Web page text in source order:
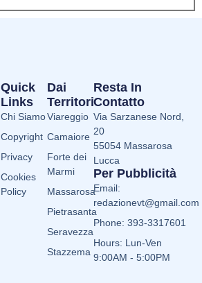
Dai
Territori
Viareggio
Camaiore
Forte dei
Marmi
Massarosa
Pietrasanta
Seravezza
Stazzema
Quick
Links
Chi Siamo
Copyright
Privacy
Cookies
Policy
Resta In
Contatto
Via Sarzanese Nord,
20
55054 Massarosa
Lucca
Per Pubblicità
Email:
redazionevt@gmail.com
Phone: 393-3317601
Hours: Lun-Ven
9:00AM - 5:00PM